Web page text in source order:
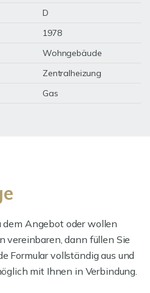
D
1978
Wohngebäude
Zentralheizung
Gas
dem Angebot oder wollen
vereinbaren, dann füllen Sie
Formular vollständig aus und
mit Ihnen in Verbindung.